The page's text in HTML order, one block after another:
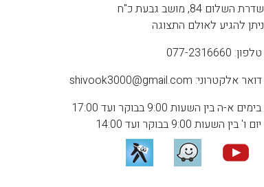
שדרת השלום 84, מושב גבעת כ"ח
ניתן להגיע לאולם התצוגה
טלפון: 077-2316660
דואר אלקטרוני: shivook3000@gmail.com
בימים א-ה בין השעות 9:00 בבוקר ועד 17:00
יום ו' בין השעות 9:00 בבוקר ועד 14:00